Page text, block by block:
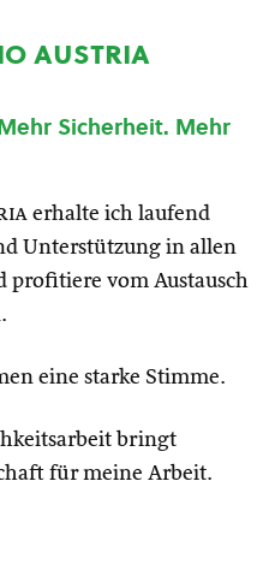
austria
Sicherheit. Mehr
erhalte ich laufend
Unterstützung in allen
profitiere vom Austausch
eine starke Stimme.
bringt
für meine Arbeit.